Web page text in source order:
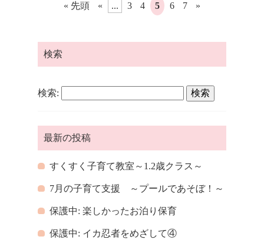
« 先頭 « ... 3 4 5 6 7 »
検索
検索:
最新の投稿
すくすく子育て教室～1.2歳クラス～
7月の子育て支援 ～プールであそぼ！～
保護中: 楽しかったお泊り保育
保護中: イカ忍者をめざして④